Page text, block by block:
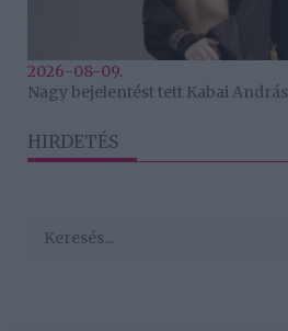
2026-08-09.
Nagy bejelentést tett Kabai András
HIRDETÉS